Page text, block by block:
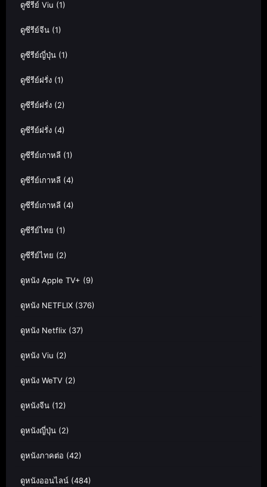
ดูซีรีย์ Viu (1)
ดูซีรีย์จีน (1)
ดูซีรีย์ญี่ปุ่น (1)
ดูซีรีย์ฝรั่ง (1)
ดูซีรีย์ฝรั่ง (2)
ดูซีรีย์ฝรั่ง (4)
ดูซีรีย์เกาหลี (1)
ดูซีรีย์เกาหลี (4)
ดูซีรีย์เกาหลี (4)
ดูซีรีย์ไทย (1)
ดูซีรีย์ไทย (2)
ดูหนัง Apple TV+ (9)
ดูหนัง NETFLIX (376)
ดูหนัง Netflix (37)
ดูหนัง Viu (2)
ดูหนัง WeTV (2)
ดูหนังจีน (12)
ดูหนังญี่ปุ่น (2)
ดูหนังภาคต่อ (42)
ดูหนังออนไลน์ (484)